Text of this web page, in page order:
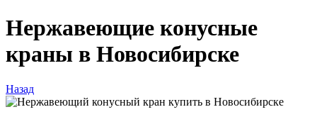
Нержавеющие конусные
краны в Новосибирске
Назад